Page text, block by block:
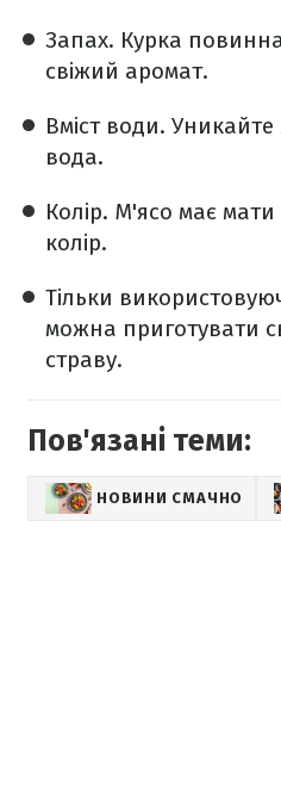
Запах. Курка
свіжий аромат.
Вміст води.
вода.
Колір. М'ясо має
колір.
Тільки
можна приготувати
страву.
Пов'язані теми:
НОВИНИ СМАЧНО